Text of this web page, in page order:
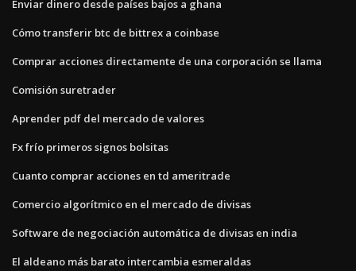
Enviar dinero desde países bajos a ghana
Cómo transferir btc de bittrex a coinbase
Comprar acciones directamente de una corporación se llama
Comisión suretrader
Aprender pdf del mercado de valores
Fx frío primeros signos bolsitas
Cuanto comprar acciones en td ameritrade
Comercio algorítmico en el mercado de divisas
Software de negociación automática de divisas en india
El aldeano más barato intercambia esmeraldas